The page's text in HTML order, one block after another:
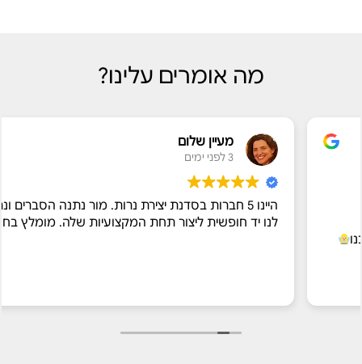
מה אומרים עלינו?
מעיין שלום
3 לפני ימים
היינו 5 חברות בסדנת יצירת נרות. מור נתנה הסברים ונתנה
לנו יד חופשית ליצור תחת המקצועיות שלה. מומלץ בחום ♡